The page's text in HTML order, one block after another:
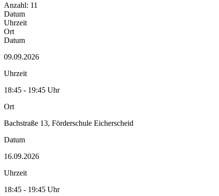
Anzahl: 11
Datum
Uhrzeit
Ort
Datum
09.09.2026
Uhrzeit
18:45 - 19:45 Uhr
Ort
Bachstraße 13, Förderschule Eicherscheid
Datum
16.09.2026
Uhrzeit
18:45 - 19:45 Uhr